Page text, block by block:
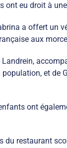
ont eu droit à
a offert un
aux
et de
ont
du restaurant